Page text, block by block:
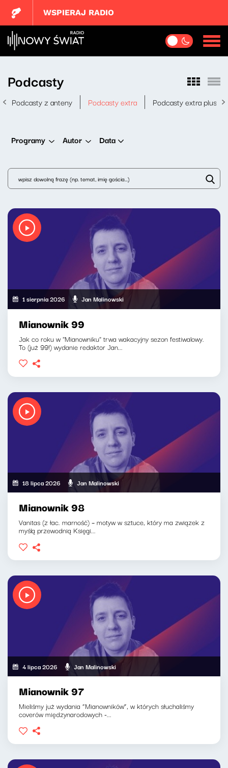
WSPIERAJ RADIO
Podcasty
Podcasty z anteny Podcasty extra Podcasty extra plus
Programy Autor Data
1 sierpnia 2026 Jan Malinowski
Mianownik 99
Jak co roku w "Mianowniku" trwa wakacyjny sezon festiwalowy.
To (już 99!) wydanie redaktor Jan...
18 lipca 2026 Jan Malinowski
Mianownik 98
Vanitas (z łac. marność) – motyw w sztuce, który ma związek z
myślą przewodnią Księgi...
4 lipca 2026 Jan Malinowski
Mianownik 97
Mieliśmy już wydania “Mianowników”, w których słuchaliśmy
coverów międzynarodowych -...